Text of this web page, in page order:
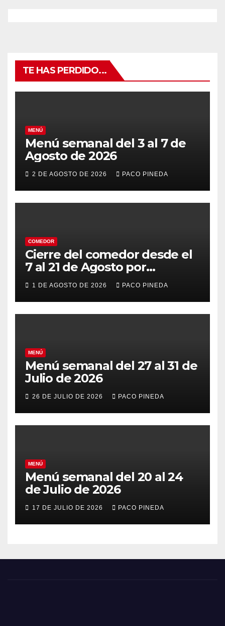
TE HAS PERDIDO...
MENÚ
Menú semanal del 3 al 7 de
Agosto de 2026
2 DE AGOSTO DE 2026 PACO PINEDA
COMEDOR
Cierre del comedor desde el
7 al 21 de Agosto por
vacaciones
1 DE AGOSTO DE 2026 PACO PINEDA
MENÚ
Menú semanal del 27 al 31 de
Julio de 2026
26 DE JULIO DE 2026 PACO PINEDA
MENÚ
Menú semanal del 20 al 24
de Julio de 2026
17 DE JULIO DE 2026 PACO PINEDA